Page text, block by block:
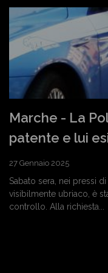
Marche - La
patente e lui
27 Gennaio 2025
Sabato sera, nei pressi
visibilmente ubriaco, è
controllo. Alla richiesta...